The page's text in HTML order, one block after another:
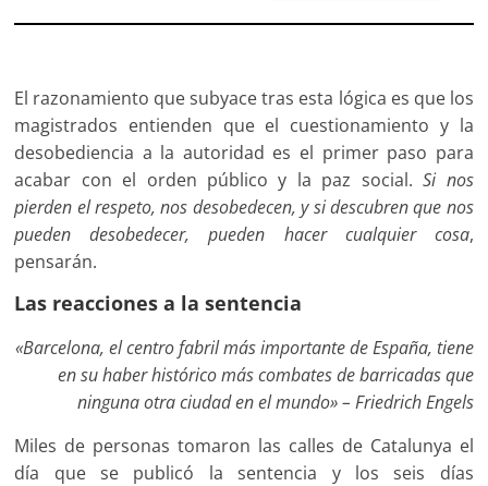
El razonamiento que subyace tras esta lógica es que los
magistrados entienden que el cuestionamiento y la
desobediencia a la autoridad es el primer paso para
acabar con el orden público y la paz social.Si nos
pierden el respeto, nos desobedecen, y si descubren que nos
pueden desobedecer, pueden hacer cualquier cosa,
pensarán.
Las reacciones a la sentencia
«Barcelona, el centro fabril más importante de España, tiene
en su haber histórico más combates de barricadas que
ninguna otra ciudad en el mundo» – Friedrich Engels
Miles de personas tomaron las calles de Catalunya el
día que se publicó la sentencia y los seis días